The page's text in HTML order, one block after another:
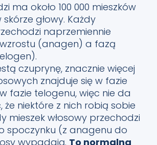
ma około 100 000 mieszków
głowy. Każdy
naprzemiennie
(anagen) a fazą
czuprynę, znacznie więcej
znajduje się w fazie
fazie telogenu, więc nie da
że niektóre z nich robią sobie
mieszek włosowy przechodzi
spoczynku (z anagenu do
wypadają. To normalna